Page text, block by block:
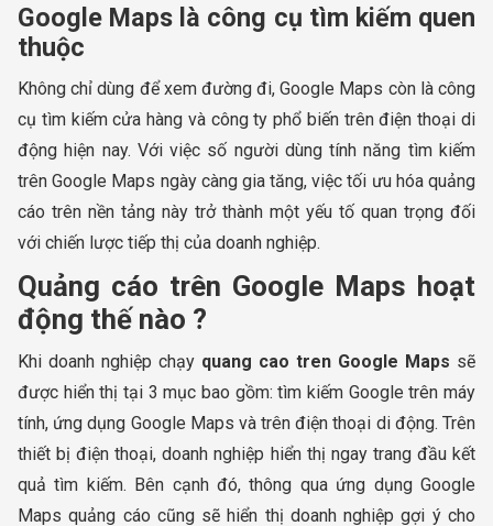
Google Maps là công cụ tìm kiếm quen
thuộc
Không chỉ dùng để xem đường đi, Google Maps còn là công
cụ tìm kiếm cửa hàng và công ty phổ biến trên điện thoại di
động hiện nay. Với việc số người dùng tính năng tìm kiếm
trên Google Maps ngày càng gia tăng, việc tối ưu hóa quảng
cáo trên nền tảng này trở thành một yếu tố quan trọng đối
với chiến lược tiếp thị của doanh nghiệp.
Quảng cáo trên Google Maps hoạt
động thế nào ?
Khi doanh nghiệp chạy quang cao tren Google Maps sẽ
được hiển thị tại 3 mục bao gồm: tìm kiếm Google trên máy
tính, ứng dụng Google Maps và trên điện thoại di động. Trên
thiết bị điện thoại, doanh nghiệp hiển thị ngay trang đầu kết
quả tìm kiếm. Bên cạnh đó, thông qua ứng dụng Google
Maps quảng cáo cũng sẽ hiển thị doanh nghiệp gợi ý cho